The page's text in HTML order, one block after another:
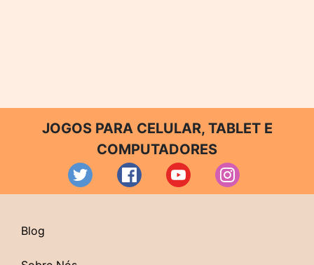
JOGOS PARA CELULAR, TABLET E
COMPUTADORES
Blog